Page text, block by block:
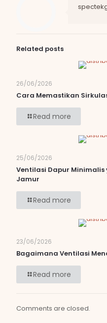
Related posts
26/06/2026
Cara Memastikan
Read more
25/06/2026
Ventilasi Dapur
Jamur
Read more
23/06/2026
Bagaimana Ventilasi
Read more
Comments are closed.